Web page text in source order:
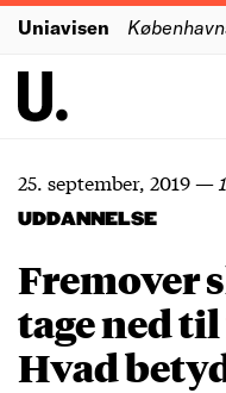
Uniavisen
25. september, 2019—
UDDANNELSE
Fremover
tage ned til
Hvad